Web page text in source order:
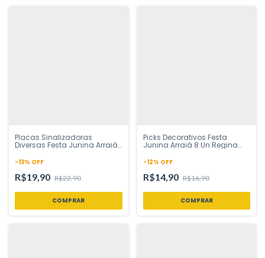
Placas Sinalizadoras
Diversas Festa Junina Arraiá
sua Festa Loja
-13% OFF
R$19,90 R$22,90
Picks Decorativos Festa
Junina Arraiá 8 Un Regina
Loja
-12% OFF
R$14,90 R$16,90